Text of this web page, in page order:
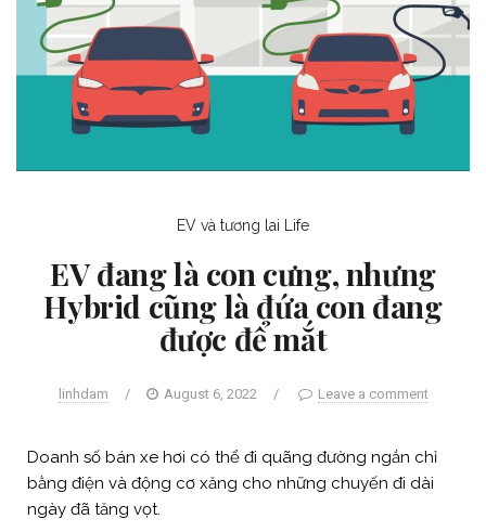
EV và tương lai Life
EV đang là con cưng, nhưng
Hybrid cũng là đứa con đang
được để mắt
linhdam / August 6, 2022 / Leave a comment
Doanh số bán xe hơi có thể đi quãng đường ngắn chỉ
bằng điện và động cơ xăng cho những chuyến đi dài
ngày đã tăng vọt.